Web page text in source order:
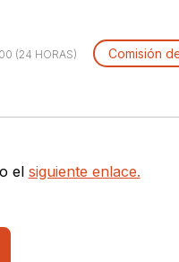
(24 HORAS) Comisión
el siguiente enlace.